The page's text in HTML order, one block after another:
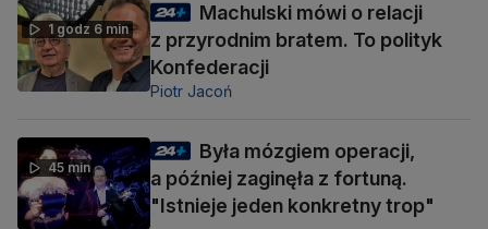
1 godz 6 min
Machulski mówi o relacji
z przyrodnim bratem. To polityk
Konfederacji
Piotr Jacoń
45 min
Była mózgiem operacji,
a później zaginęła z fortuną.
"Istnieje jeden konkretny trop"